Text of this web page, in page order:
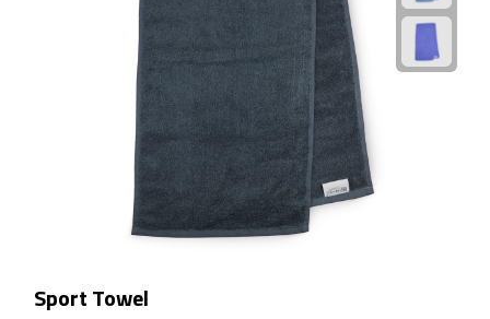
Veiligheidssets
Zonneschermen
Fiets Accessoires
Fiets telefoonhouders
Sport Towel